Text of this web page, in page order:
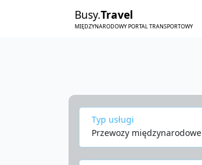
Busy.Travel
MIĘDZYNARODOWY PORTAL TRANSPORTOWY
Typ usługi
Przewozy międzynarodowe